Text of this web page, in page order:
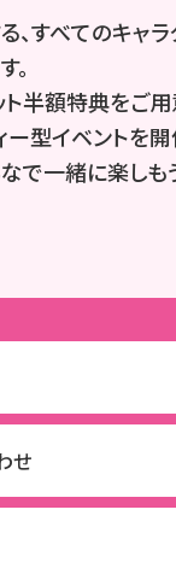
、すべてのキ
。
半額特典をご
型イベントを開
で一緒に楽しも
せ